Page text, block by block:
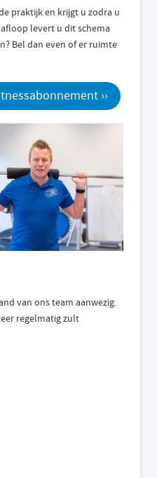
praktijk en krijgt u zodra u
levert u dit schema
Bel dan even of er ruimte
››
van ons team aanwezig.
regelmatig zult